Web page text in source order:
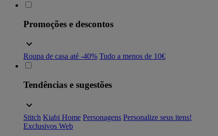
Promoções e descontos
Roupa de casa até -40% Tudo a menos de 10€
Tendências e sugestões
Stitch Kiabi Home Personagens Personalize seus itens!
Exclusivos Web